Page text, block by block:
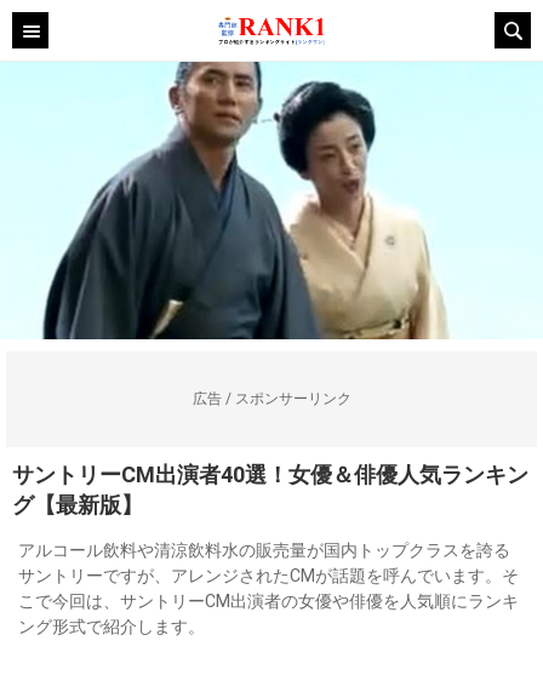
広告 / スポンサーリンク
サントリーCM出演者40選！女優＆俳優人気ランキン
グ【最新版】
アルコール飲料や清涼飲料水の販売量が国内トップクラスを誇る
サントリーですが、アレンジされたCMが話題を呼んでいます。そ
こで今回は、サントリーCM出演者の女優や俳優を人気順にランキ
ング形式で紹介します。